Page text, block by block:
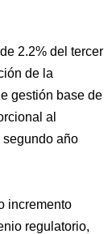
2.2% del tercer
de la
gestión base de
al
segundo año
incremento
regulatorio,